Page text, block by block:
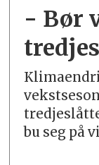
- Bør
bu seg på